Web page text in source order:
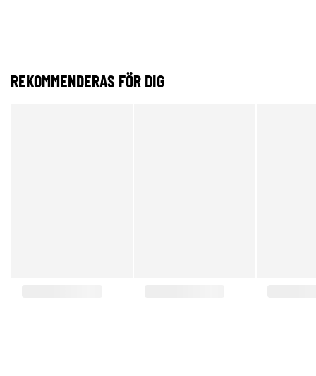
REKOMMENDERAS FÖR DIG